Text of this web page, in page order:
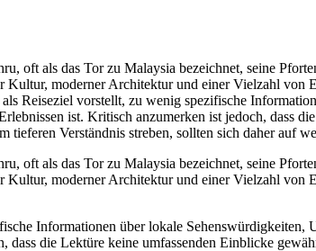
oft als das Tor zu Malaysia bezeichnet, seine
moderner Architektur und einer Vielzahl
Reiseziel vorstellt, zu wenig spezifische
ist. Kritisch anzumerken ist jedoch, dass
Verständnis streben, sollten sich daher auf
oft als das Tor zu Malaysia bezeichnet, seine
moderner Architektur und einer Vielzahl
Informationen über lokale Sehenswürdigkeiten,
die Lektüre keine umfassenden Einblicke